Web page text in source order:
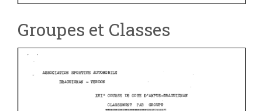
Groupes et Classes